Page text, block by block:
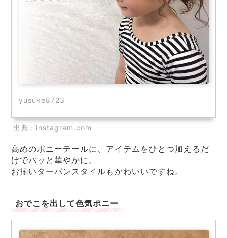
yusuke8723
出典： instagram.com
高めのポニーテールに、アイテムをひとつ加えるだ
けでパッと華やかに。
お揃いターバンスタイルもかわいいですね。
おでこを出して色気ポニー